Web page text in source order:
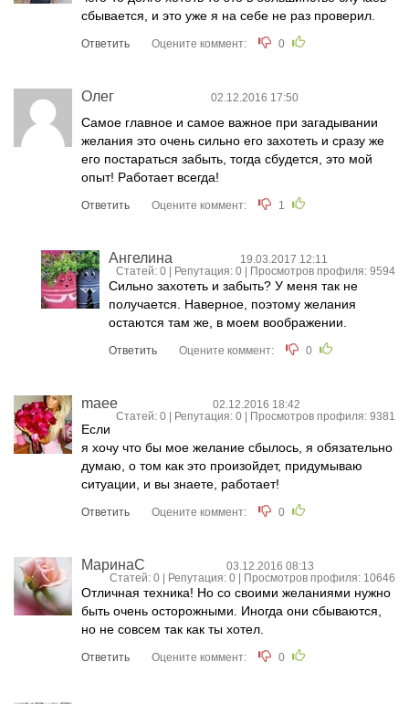
сбывается, и это уже я на себе не раз проверил.
Ответить Оцените коммент: 0
Олег 02.12.2016 17:50
Самое главное и самое важное при загадывании
желания это очень сильно его захотеть и сразу же
его постараться забыть, тогда сбудется, это мой
опыт! Работает всегда!
Ответить Оцените коммент: 1
Ангелина
19.03.2017 12:11
Статей: 0 | Репутация: 0 | Просмотров профиля: 9594
Сильно захотеть и забыть? У меня так не
получается. Наверное, поэтому желания
остаются там же, в моем воображении.
Ответить Оцените коммент: 0
maee
02.12.2016 18:42
Статей: 0 | Репутация: 0 | Просмотров профиля: 9381
Если
я хочу что бы мое желание сбылось, я обязательно
думаю, о том как это произойдет, придумываю
ситуации, и вы знаете, работает!
Ответить Оцените коммент: 0
МаринаС
03.12.2016 08:13
Статей: 0 | Репутация: 0 | Просмотров профиля: 10646
Отличная техника! Но со своими желаниями нужно
быть очень осторожными. Иногда они сбываются,
но не совсем так как ты хотел.
Ответить Оцените коммент: 0